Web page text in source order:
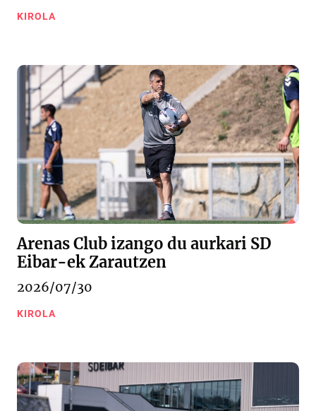
KIROLA
Arenas Club izango du aurkari SD
Eibar-ek Zarautzen
2026/07/30
KIROLA